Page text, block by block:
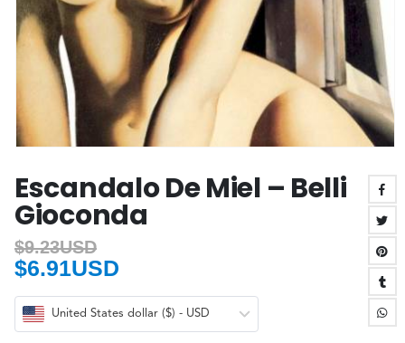
Escandalo De Miel – Belli
Gioconda
$9.23USD
$6.91USD
United States dollar ($) - USD